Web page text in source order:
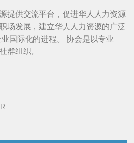
提供交流平台，促进华人人力资源
场发展，建立华人人力资源的广泛
国际化的进程。 协会是以专业
群组织。